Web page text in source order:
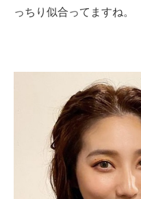
っちり似合ってますね。